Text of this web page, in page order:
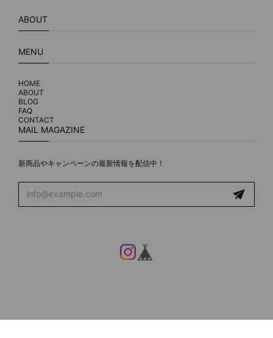
ABOUT
MENU
HOME
ABOUT
BLOG
FAQ
CONTACT
MAIL MAGAZINE
新商品やキャンペーンの最新情報を配信中！